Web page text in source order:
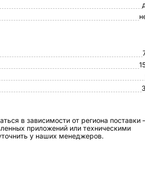
в зависимости от региона поставки
приложений или техническими
у наших менеджеров.